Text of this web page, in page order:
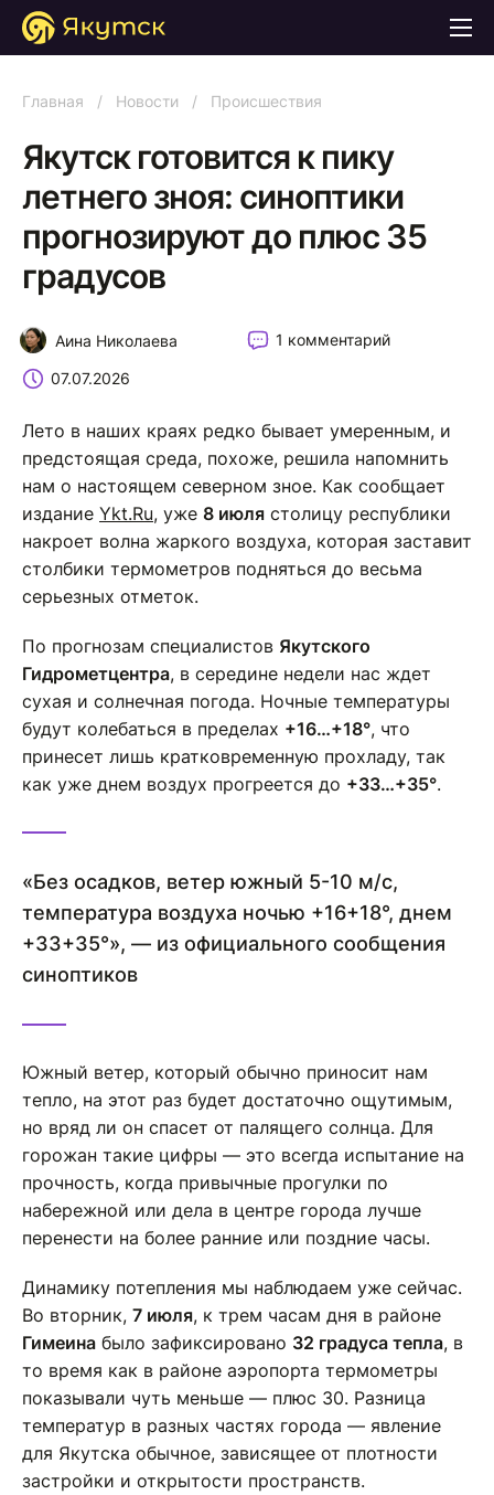
Главная / Новости / Происшествия
Якутск готовится к пику
летнего зноя: синоптики
прогнозируют до плюс 35
градусов
Аина Николаева 1 комментарий
07.07.2026
Лето в наших краях редко бывает умеренным, и
предстоящая среда, похоже, решила напомнить
нам о настоящем северном зное. Как сообщает
издание Ykt.Ru, уже 8 июля столицу республики
накроет волна жаркого воздуха, которая заставит
столбики термометров подняться до весьма
серьезных отметок.
По прогнозам специалистов Якутского
Гидрометцентра, в середине недели нас ждет
сухая и солнечная погода. Ночные температуры
будут колебаться в пределах +16…+18°, что
принесет лишь кратковременную прохладу, так
как уже днем воздух прогреется до +33…+35°.
«Без осадков, ветер южный 5-10 м/с,
температура воздуха ночью +16+18°, днем
+33+35°», — из официального сообщения
синоптиков
Южный ветер, который обычно приносит нам
тепло, на этот раз будет достаточно ощутимым,
но вряд ли он спасет от палящего солнца. Для
горожан такие цифры — это всегда испытание на
прочность, когда привычные прогулки по
набережной или дела в центре города лучше
перенести на более ранние или поздние часы.
Динамику потепления мы наблюдаем уже сейчас.
Во вторник, 7 июля, к трем часам дня в районе
Гимеина было зафиксировано 32 градуса тепла, в
то время как в районе аэропорта термометры
показывали чуть меньше — плюс 30. Разница
температур в разных частях города — явление
для Якутска обычное, зависящее от плотности
застройки и открытости пространств.